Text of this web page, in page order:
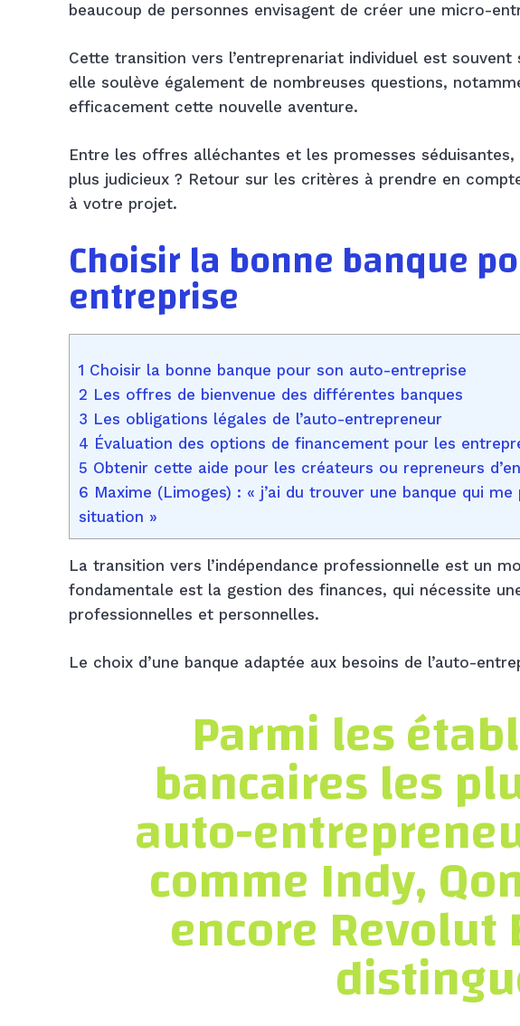
beaucoup de personnes envisagent de créer une micro-
Cette transition vers l’entreprenariat individuel est souvent
elle soulève également de nombreuses questions,
efficacement cette nouvelle aventure.
Entre les offres alléchantes et les promesses
plus judicieux ? Retour sur les critères à prendre en
à votre projet.
Choisir la bonne banque
entreprise
1 Choisir la bonne banque pour son auto-entreprise
2 Les offres de bienvenue des différentes banques
3 Les obligations légales de l’auto-entrepreneur
4 Évaluation des options de financement pour les
5 Obtenir cette aide pour les créateurs ou repreneurs
6 Maxime (Limoges) : « j’ai du trouver une banque qui
situation »
La transition vers l’indépendance professionnelle est un
fondamentale est la gestion des finances, qui nécessite
professionnelles et personnelles.
Le choix d’une banque adaptée aux besoins de l’auto-
Parmi les
bancaires les
auto-
comme Indy,
encore Revolut